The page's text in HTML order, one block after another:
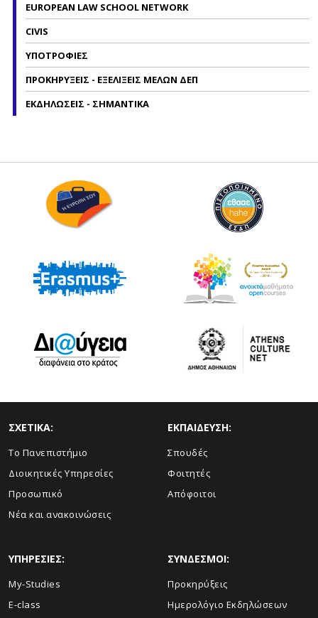
EUROPEAN LAW SCHOOL NETWORK
CIVIS
ΥΠΟΤΡΟΦΙΕΣ
ΠΡΟΚΗΡΥΞΕΙΣ - ΕΞΕΛΙΞΕΙΣ ΜΕΛΩΝ ΔΕΠ
ΕΚΔΗΛΩΣΕΙΣ - ΣΗΜΑΝΤΙΚΑ
ΣΧΕΤΙΚΑ:
Το Πανεπιστήμιο
Διοικητικές Υπηρεσίες
Προσωπικό
Νέα και ανακοινώσεις
ΕΚΠΑΙΔΕΥΣΗ:
Σπουδές
Φοιτητές
Απόφοιτοι
ΥΠΗΡΕΣΙΕΣ:
My-Studies
E-class
ΣΥΝΔΕΣΜΟΙ:
Προκηρύξεις
Ημερολόγιο Εκδηλώσεων